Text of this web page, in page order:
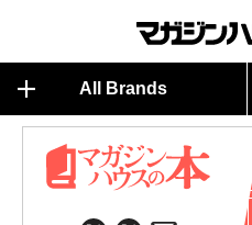
All Brands